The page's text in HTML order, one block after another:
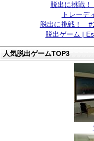
脱出に挑戦
トレーデ
脱出に挑戦！
脱出ゲーム |
人気脱出ゲームTOP3